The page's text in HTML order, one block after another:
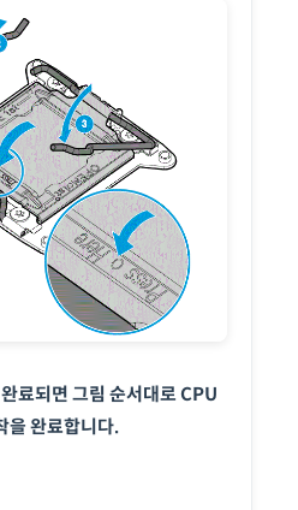
료되면 그림 순서대로 CPU
을 완료합니다.